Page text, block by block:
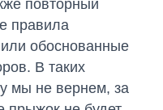
повторный
правила
обоснованные
В таких
мы не вернем, за